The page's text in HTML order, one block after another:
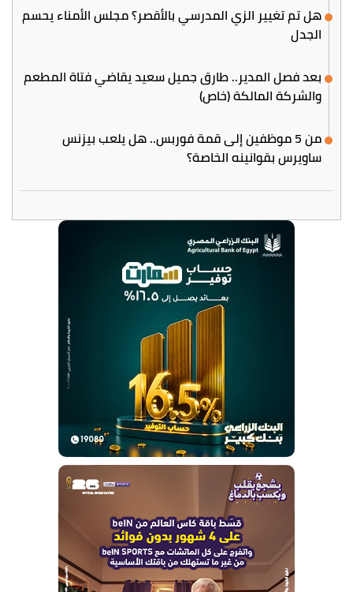
هل تم تغيير الزي المدرسي بالأقصر؟ مجلس الأمناء يحسم
الجدل
بعد فصل المدير.. طارق جميل سعيد يقاضي فتاة المطعم
والشركة المالكة (خاص)
من 5 موظفين إلى قمة فوربس.. هل يلعب بيزنس
ساويرس بقوانينه الخاصة؟